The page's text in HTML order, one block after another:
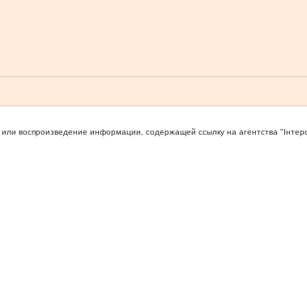
воспроизведение информации, содержащей ссылку на агентства